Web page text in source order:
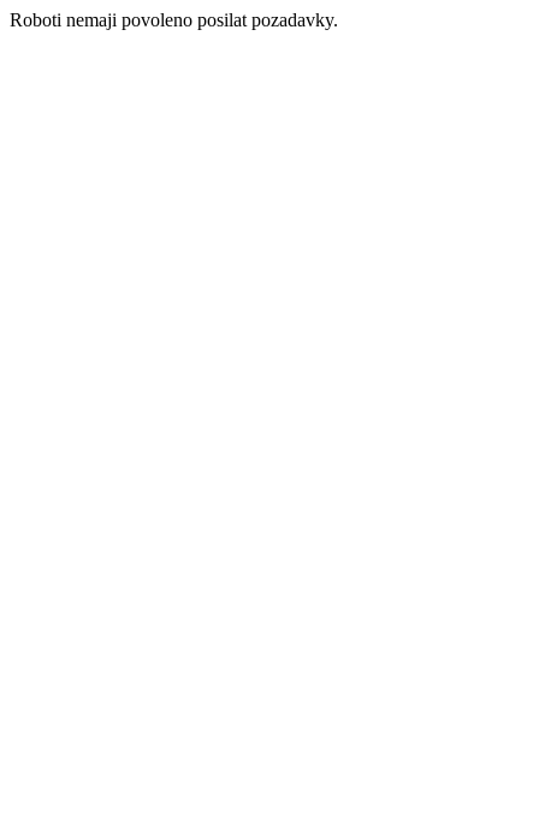
Roboti nemaji povoleno posilat pozadavky.